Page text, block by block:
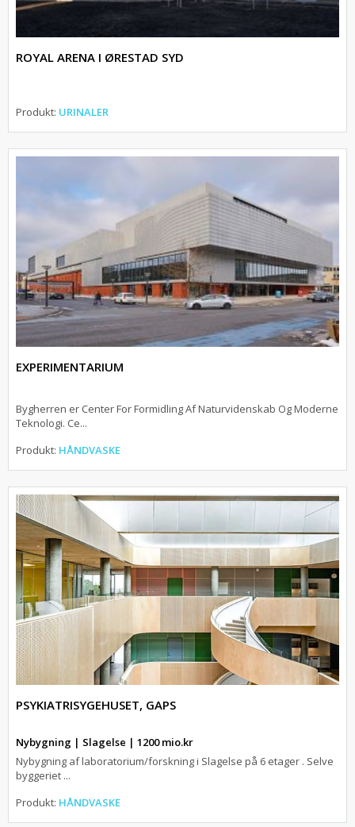
ROYAL ARENA I ØRESTAD SYD
Produkt: URINALER
EXPERIMENTARIUM
Bygherren er Center For Formidling Af Naturvidenskab Og Moderne
Teknologi. Ce...
Produkt: HÅNDVASKE
PSYKIATRISYGEHUSET, GAPS
Nybygning | Slagelse | 1200 mio.kr
Nybygning af laboratorium/forskning i Slagelse på 6 etager . Selve
byggeriet ...
Produkt: HÅNDVASKE